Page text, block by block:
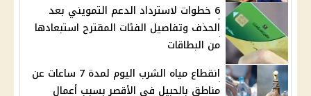
6 خطوات لاسترداد الدعم التمويني بعد
الحذف وتفاصيل الفئات المقترح استبعادها
من البطاقات
انقطاع مياه الشرب اليوم لمدة 7 ساعات عن
مناطق بالحبيل في الأقصر بسبب أعمال